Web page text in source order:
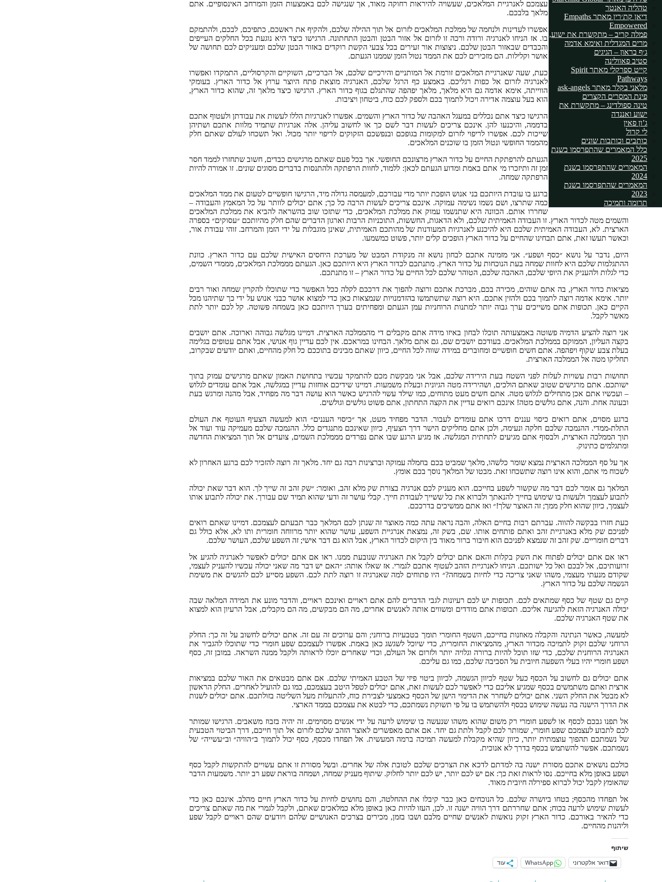
טהליה האנטר
דיאן קת׳רין מאתר Empaths
Empowered
פמלה קריב – מתקשרת את ישוע,
מרים המגדלית ואימא אדמה
ג׳ף בראון – הגיגים
סטיב פאוולינה
קייט ספרקלי מאתר Spirit
Pathways
מלאני בקלר מאתר ask-angels
פינת המסרים הקצרים
טינה ספולדינג – מתקשרת את
ישוע ואננדה
ג’ון פאין
לי קרול
כותבים וכותבות שונים
כלל המאמרים שהתפרסמו בשנת
2025
המאמרים שהתפרסמו בשנת
2024
המאמרים שהתפרסמו בשנת
2023
תרומה ותמיכה
עצמכם לאנרגיית המלאכים, שעשויה להיראות רחוקה מאוד, אך שנגישה לכם באמצעות הזמן והמרחב האינסופיים. אתם
מלאך בלבכם.
אפשרו לעדינות ולנחמה של ממלכת המלאכים לזרום אל תוך ההילה שלכם, ולהקיף את ראשכם, כתפיכם, לבכם, ולהתמקם
בו. אז הניחו לאנרגיה ורודה ורכה זו לזרום אל אזור הבטן והבטן התחתונה. הרגישו כיצד היא נוגעת בכל החלקים העייפים
והכבדים שבאזור הבטן שלכם. ניצוצות אור זעירים בכל צבעי הקשת רוקדים באזור הבטן שלכם ומעניקים לכם תחושה של
אושר וקלילות. הם מזכירים לכם את הממד נטול הזמן שממנו הגעתם.
כעת, שעה שאנרגיית המלאכים זורמת אל המותניים והירכיים שלכם, אל הברכיים, השוקיים והקרסוליים, התמקדו ואפשרו
לאנרגיה לזרום אל כפות רגליכם. באמצע כף הרגל שלכם, האנרגיה מוצאת פתח היוצר ערוץ אל כדור הארץ. בעומקי
הווייתה, אימא אדמה גם היא מלאך, מלאך יפהפה שהתגלם בגוף כדור הארץ. הרגישו כיצד מלאך זה, שהוא כדור הארץ,
הוא בעל עוצמה אדירה ויכול לתמוך בכם ולספק לכם כוח, ביטחון ויציבות.
הרגישו כיצד אתם נכללים במעגל האהבה של כדור הארץ והשמים. אפשרו לאנרגיות הללו לעשות את עבודתן ולעטוף אתכם
בדממה, והיכנעו להן. אינכם צריכים לעשות דבר לשם כך או לחשוב עליהן. אלה אנרגיות שתמיד מלוות אתכם ושתיהן
שייכות לכם. אפשרו לריפוי לזרום למקומות בגופכם ובנפשכם הזקוקים לריפוי יותר מכול. ואל תשכחו לעולם שאתם חלק
מהממד החופשי ונטול הזמן בו שוכנים המלאכים.
הגעתם להרפתקת החיים על כדור הארץ מרצונכם החופשי. אך בכל פעם שאתם מרגישים כבדים, חשוב שתחזרו לממד חסר
זמן זה ותיזכרו מי אתם באמת ומדוע הגעתם לכאן: ללמוד, לחוות הרפתקה ולהתנסות בדברים מסוגים שונים. זו אמורה להיות
הרפתקה שמחה.
ברגע בו עובדת היותכם בני אנוש הופכת יותר מדי עבורכם, למעמסה גדולה מיד, הרגישו חופשיים לטעום את ממד המלאכים
כמה שתרצו, ושם נשמו נשימה עמוקה. אינכם צריכים לעשות הרבה כל כך; אתם יכולים לוותר על כל המאמץ והעבודה –
שחררו אותם. הכוונה היא שתנשמו עמוק את ממלכת המלאכים, כדי שתזכו שוב בהשראה להביא את ממלכת המלאכים
והשמים מטה לכדור הארץ. זו העבודה האמיתית שלכם, ולא הדאגות, החששות, התוכניות הרבות וארגון הדברים שהם חלק מהיותכם ״עסוקים״ בספרה
הארצית. לא, העבודה האמיתית שלכם היא להיכנע לאנרגיות המעודנות של מהותכם האמיתית, שאינן מוגבלות על ידי הזמן והמרחב. זוהי עבודת אור,
וכאשר תעשו זאת, אתם תבחינו שהחיים על כדור הארץ הופכים קלים יותר, פשוט כמשמעו.
היום, נדבר על נושא ״כסף ושפע״. אני מזמינה אתכם לבחון נושא זה מנקודת המבט של מערכת היחסים האישית שלכם עם כדור הארץ. כוונת
ההתגלמות שלכם היא לחוות שמחה בעת הנוכחות על כדור הארץ. מתנתכם לכדור הארץ היא היותכם כאן. הגעתם מממלכת המלאכים, מממדי השמים,
כדי לגלות ולהעניק את היופי שלכם, האהבה שלכם, הטוהר שלכם לכל החיים על כדור הארץ – זו מתנתכם.
מציאות כדור הארץ, בה אתם שוהים, מכירה בכם, מברכת אתכם ורוצה להפוך את דרככם לקלה ככל האפשר כדי שתוכלו להקרין שמחה ואור רבים
יותר. אימא אדמה רוצה לתמוך בכם ולהזין אתכם. היא רוצה שתשתמשו בהזדמנויות שנמצאות כאן כדי למצוא אושר כבני אנוש על ידי כך שתיהנו מכל
הקיים כאן. תכופות אתם משייכים ערך גבוה יותר למתנות הרוחניות עמן הגעתם ומפחיתים בערך היותכם כאן בשמחה פשוטה. קל לכם יותר לתת
מאשר לקבל.
אני רוצה להציע הדמיה פשוטה באמצעותה תוכלו לבחון באיזו מידה אתם מקבלים די מהממלכה הארצית. דמיינו מגלשה גבוהה וארוכה. אתם יושבים
בקצה העליון, הממוקם בממלכת המלאכים. בעודכם יושבים שם, גם אתם מלאך. הבחינו במראכם. אין לכם עדיין גוף אנושי, אבל אתם עטופים בגלימה
בעלת צבע שקוף ויפהפה. אתם חשים חופשיים ומחוברים במידה שווה לכל החיים, כיוון שאתם מבינים בתוככם כל חלק מהחיים, ואתם יודעים שבקרוב,
תחליקו מטה אל הממלכה הארצית.
תחושות רבות עשויות לעלות לפני השטח בעת הירידה שלכם, אבל אני מבקשת מכם להתמקד עכשיו בתחושת האמון שאתם מרגישים עמוק בתוך
ישותכם. אתם מרגישים שטוב שאתם הולכים, ושהירידה מטה הגיונית ובעלת משמעות. דמיינו שידיכם אוחזות עדיין במגלשה, אבל אתם עומדים לגלוש
– ועכשיו אתם אכן מתחילים לגלוש מטה. אתם חשים מעט מתוחים, כמו שילד עשוי להרגיש כאשר הוא עושה דבר מה מפחיד, אבל מהנה ומרגש בעת
ובעונה אחת. והנה, אתם גולשים מטה! אינכם רואים עדיין את הקצה התחתון, אתם פשוט גולשים וגולשים.
ברגע מסוים, אתם רואים כיסוי עננים דרכו אתם עומדים לעבור. הדבר מפחיד מעט, אך ״כיסוי העננים״ הוא למעשה הצעיף העוטף את העולם
התלת-ממדי. ההנמכה שלכם חלקה ונעימה, ולכן אתם מחליקים הישר דרך הצעיף, כיוון שאינכם מתנגדים כלל. ההנמכה שלכם מעמיקה עוד ועוד אל
תוך הממלכה הארצית, ולבסוף אתם מגיעים לתחתית המגלשה. אז מגיע הרגע שבו אתם נפרדים מממלכת השמים, צועדים אל תוך המציאות החדשה
ומתגלמים כתינוק.
אך על סף הממלכה הארצית נמצא שומר כלשהו, מלאך שמביט בכם בחמלה עמוקה וברצינות רבה גם יחד. מלאך זה רוצה להזכיר לכם ברגע האחרון לא
לשכוח מי אתם, והוא אינו רוצה שתשכחו זאת. מבטו של המלאך נוסך בכם אומץ.
המלאך גם אומר לכם דבר מה שקשור לשפע בחייכם. הוא מעניק לכם אנרגיה בצורת שק מלא זהב, ואומר: ״שק זהב זה שייך לך. הוא דבר שאת יכולה
לתבוע לעצמך ולעשות בו שימוש בחייך להנאתך ולברוא את כל ששייך לעבודת חייך. קבלי עושר זה ודעי שהוא תמיד שם עבורך. את יכולה לתבוע אותו
לעצמך, כיוון שהוא חלק ממך; זה האוצר שלך!״ ואז אתם ממשיכים בדרככם.
כעת חזרו בבקשה להווה. עברתם רבות בחיים האלה, והבה נראה עתה כמה מאוצר זה שנתן לכם המלאך כבר תבעתם לעצמכם. דמיינו שאתם רואים
לפניכם שק מלא באנרגיית זהב ואתם פותחים אותו. שם, בשק זה, נמצאת אנרגיית השפע, עושר שהוא יותר מרווחה חומרית ותו לא, אלא כולל גם
דברים חומריים. שק זהב זה שנמצא לפניכם הוא חיבור ברור מאוד בין היקום לכדור הארץ, אבל הוא גם דבר אישי; זה השפע שלכם, העושר שלכם.
ראו אם אתם יכולים לפתוח את השק בקלות והאם אתם יכולים לקבל את האנרגיה שנובעת ממנו. ראו אם אתם יכולים לאפשר לאנרגיה להגיע אל
זרועותיכם, אל לבכם ואל כל ישותכם. הניחו לאנרגיית הזהב לעטוף אתכם לגמרי. אז שאלו אותה: ״האם יש דבר מה שאני יכולה עכשיו להעניק לעצמי,
שקודם מנעתי מעצמי, משהו שאני צריכה כדי לחיות בשמחה?״ היו פתוחים למה שאנרגיה זו רוצה לתת לכם. השפע מסייע לכם להגשים את משימת
הנשמה שלכם על כדור הארץ.
קיים גם שטף של כסף שמתאים לכם. תכופות יש לכם רעיונות לגבי הדברים להם אתם ראויים ואינכם ראויים, והדבר מונע את המידה המלאה שבה
יכולה האנרגיה הזאת להגיעה אליכם. תכופות אתם מודדים ומשווים אותה לאנשים אחרים, מה הם מבקשים, מה הם מקבלים, אבל הרעיון הוא למצוא
את שטף האנרגיה שלכם.
למעשה, כאשר הנתינה והקבלה מאוזנות בחייכם, השטף החומרי תומך בטבעיות ברוחני; והם ערוכים זה עם זה. אתם יכולים לחשוב על זה כך: החלק
הרוחני שלכם זקוק לתמיכה מכדור הארץ, מהמציאות החומרית, כדי שיוכל לשגשג כאן באמת. אפשרו לעצמכם שפע חומרי כדי שתוכלו להגביר את
האנרגיה הרוחנית שלכם, כדי שזו תוכל להיות ברורה וגלויה יותר ולזרום אל העולם, וכדי שאחרים יוכלו לראותה ולקבל ממנה השראה. במובן זה, כסף
ושפע חומרי יהיו בעלי השפעה חיובית על הסביבה שלכם, כמו גם עליכם.
אתם יכולים גם לחשוב על הכסף כעל שטף לכיוון הגשמה, לכיוון ביטוי פיזי של הטבע האמיתי שלכם. אם אתם מבטאים את האור שלכם במציאות
ארצית ואתם משתמשים בכסף שמגיע אליכם כדי לאפשר לכם לעשות זאת, אתם יכולים לטפל היטב בעצמכם, כמו גם להועיל לאחרים. החלק הראשון
לא מבטל את החלק השני. אתם יכולים לשחרר את הדימוי הישן של הכסף כאמצעי לצבירת כוח, להתעלות מעל השליטה בזולתכם. אתם יכולים לשנות
את הדרך הישנה בה נעשה שימוש בכסף ולהשתמש בו על פי תשוקת נשמתכם, כדי לבטא את עצמכם בממד הארצי.
אל תפנו גבכם לכסף או לשפע חומרי רק משום שהוא משהו שנעשה בו שימוש לרעה על ידי אנשים מסוימים. זה יהיה בזבוז משאבים. הרגישו שמותר
לכם לתבוע לעצמכם שפע חומרי, שמותר לכם לקבל ולתת גם יחד. אם אתם מאפשרים לאוצר הזהב שלכם לזרום אל תוך חייכם, דרך הביטוי הטבעית
של נשמתכם תהפוך עוצמתית יותר, כיוון שהיא מקבלת למעשה תמיכה ברמה המעשית. אל תפחדו מכסף, כסף יכול לתמוך ב״הוויה״ וב״עשייה״ של
נשמתכם. אפשר להשתמש בכסף בדרך לא אנוכית.
כולכם נושאים אתכם מסורת ישנה בה למדתם לדכא את הצרכים שלכם לטובת אלה של אחרים. ובשל מסורת זו אתם עשויים להתקשות לקבל כסף
ושפע באופן מלא בחייכם. נסו לראות זאת כך: אם יש לכם יותר, יש לכם יותר לחלוק. שיתוף מעניק שמחה, ושמחה בוראת שפע רב יותר. משמעות הדבר
שהאומץ לקבל יכול לברוא ספירלה חיובית מאוד.
אל תפחדו מהכסף; בטחו ביושרה שלכם. כל הנוכחים כאן כבר קיבלו את ההחלטה, והם נחושים לחיות על כדור הארץ חיים מהלב. אינכם כאן כדי
לעשות שימוש לרעה בכוח; אתם שחררתם דרך הוויה ישנה זו. לכן, העזו להיות כאן באופן מלא כמלאכים שאתם, ולקבל לגמרי את מה שאתם צריכים
כדי להאיר באורכם. כדור הארץ זקוק נואשות לאנשים שחיים מלבם ושבו בזמן, מכירים בצרכים האנושיים שלהם ויודעים שהם ראויים לקבל שפע
וליהנות מהחיים.
שיתוף
דואר אלקטרוני WhatsApp עוד